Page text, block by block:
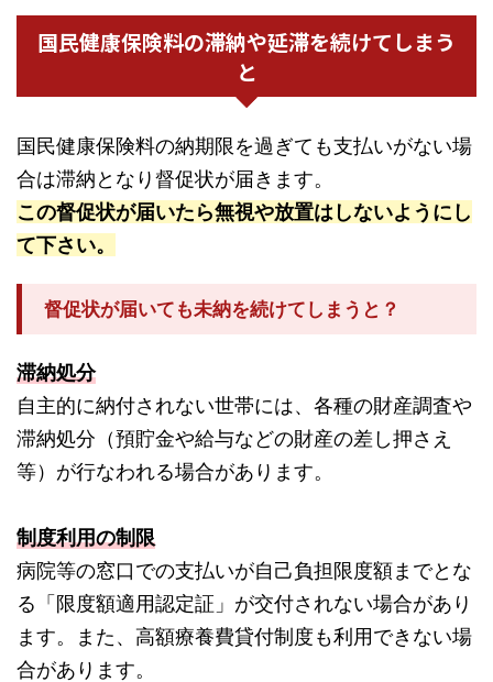
国民健康保険料の滞納や延滞を続けてしまう
と
国民健康保険料の納期限を過ぎても支払いがない場
合は滞納となり督促状が届きます。
この督促状が届いたら無視や放置はしないようにし
て下さい。
督促状が届いても未納を続けてしまうと？
滞納処分
自主的に納付されない世帯には、各種の財産調査や
滞納処分（預貯金や給与などの財産の差し押さえ
等）が行なわれる場合があります。
制度利用の制限
病院等の窓口での支払いが自己負担限度額までとな
る「限度額適用認定証」が交付されない場合があり
ます。また、高額療養費貸付制度も利用できない場
合があります。